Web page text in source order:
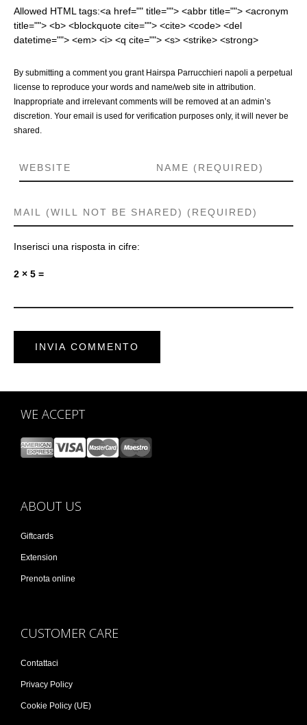
Allowed HTML tags:<a href="" title=""> <abbr title=""> <acronym
title=""> <b> <blockquote cite=""> <cite> <code> <del
datetime=""> <em> <i> <q cite=""> <s> <strike> <strong>
By submitting a comment you grant Hairspa Parrucchieri napoli a perpetual
license to reproduce your words and name/web site in attribution.
Inappropriate and irrelevant comments will be removed at an admin’s
discretion. Your email is used for verification purposes only, it will never be
shared.
Inserisci una risposta in cifre:
2 × 5 =
WE ACCEPT
ABOUT US
Giftcards
Extension
Prenota online
CUSTOMER CARE
Contattaci
Privacy Policy
Cookie Policy (UE)